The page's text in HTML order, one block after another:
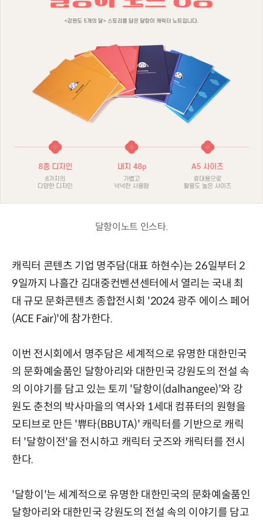
달항이노트 인스타.
캐릭터 콘텐츠 기업 명주담(대표 하현수)는 26일부터 2
9일까지 나흘간 김대중컨벤션센터에서 열리는 국내 최
대 규모 문화콘텐츠 종합전시회 '2024 광주 에이스 페어
(ACE Fair)'에 참가한다.
이번 전시회에서 명주담은 세계적으로 유명한 대한민국
의 문화예술품인 달항아리와 대한민국 강원도의 전설 속
의 이야기를 담고 있는 토끼 '달항이(dalhangee)'와 강
원도 춘천의 박사마을의 역사와 1세대 컴퓨터의 원형을
모티브로 만든 '쀼타(BBUTA)' 캐릭터를 기반으로 캐릭
터 '달항이전'을 전시하고 캐릭터 굿즈와 캐릭터를 전시
한다.
'달항이'는 세계적으로 유명한 대한민국의 문화예술품인
달항아리와 대한민국 강원도의 전설 속의 이야기를 담고